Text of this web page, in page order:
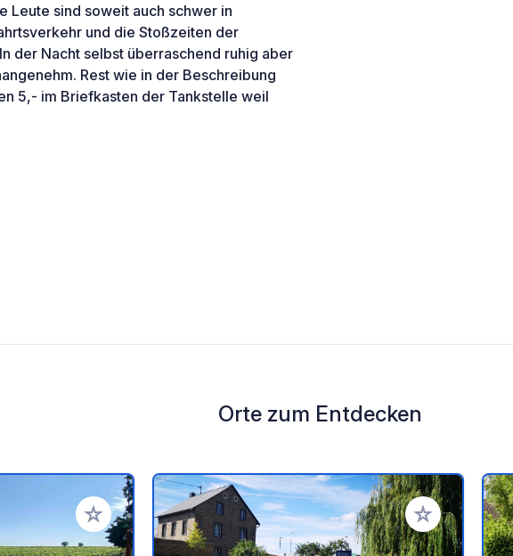
Leute sind soweit auch schwer in
und die Stoßzeiten der
der Nacht selbst überraschend ruhig aber
Rest wie in der Beschreibung
5,- im Briefkasten der Tankstelle weil
Orte zum Entdecken
Zu Ihren Favoriten hinzufügen Zu Ihren